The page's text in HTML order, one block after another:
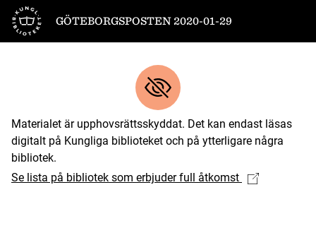
Till startsidan
GÖTEBORGSPOSTEN 2020-01-29
Materialet är upphovsrättsskyddat. Det kan endast läsas
digitalt på Kungliga biblioteket och på ytterligare några
bibliotek.
Se lista på bibliotek som erbjuder full åtkomst